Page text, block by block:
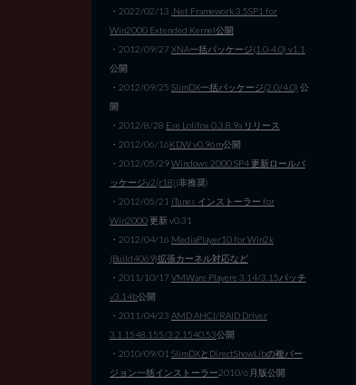
・2022/02/13 .Net Framework 3.5SP1 for
Win2000 Extended Kernel公開
・2012/09/27XNA一括パッケージ(1.0-4.0) v1.1
公開
・2012/09/25 SlimDX一括パッケージ(2.0/4.0) 公
開
・2012/8/28 Ese Lolifox 0.3.8.9a リリース
・2012/06/16KDW v0.96m公開
・2012/05/29Windows 2000 SP4 更新ロールパ
ッケージv2(r18)(非推奨)
・2012/05/21 iTunes インストーラー for
Win2000更新 v0.31
・2012/04/16 MediaPlayer10 for Win2k
(Build4069)拡張カーネル対応など
・2011/10/17VMWare Playere 3.14/3.15パッチ
v3.14b公開
・2011/04/23 AMD AHCI/RAID Driver
3.1.1548.155/3.2.1540.53公開
・2010/09/01 SlimDXとDirectShowLibの複バー
ジョン一括インストーラー2010/6月版公開